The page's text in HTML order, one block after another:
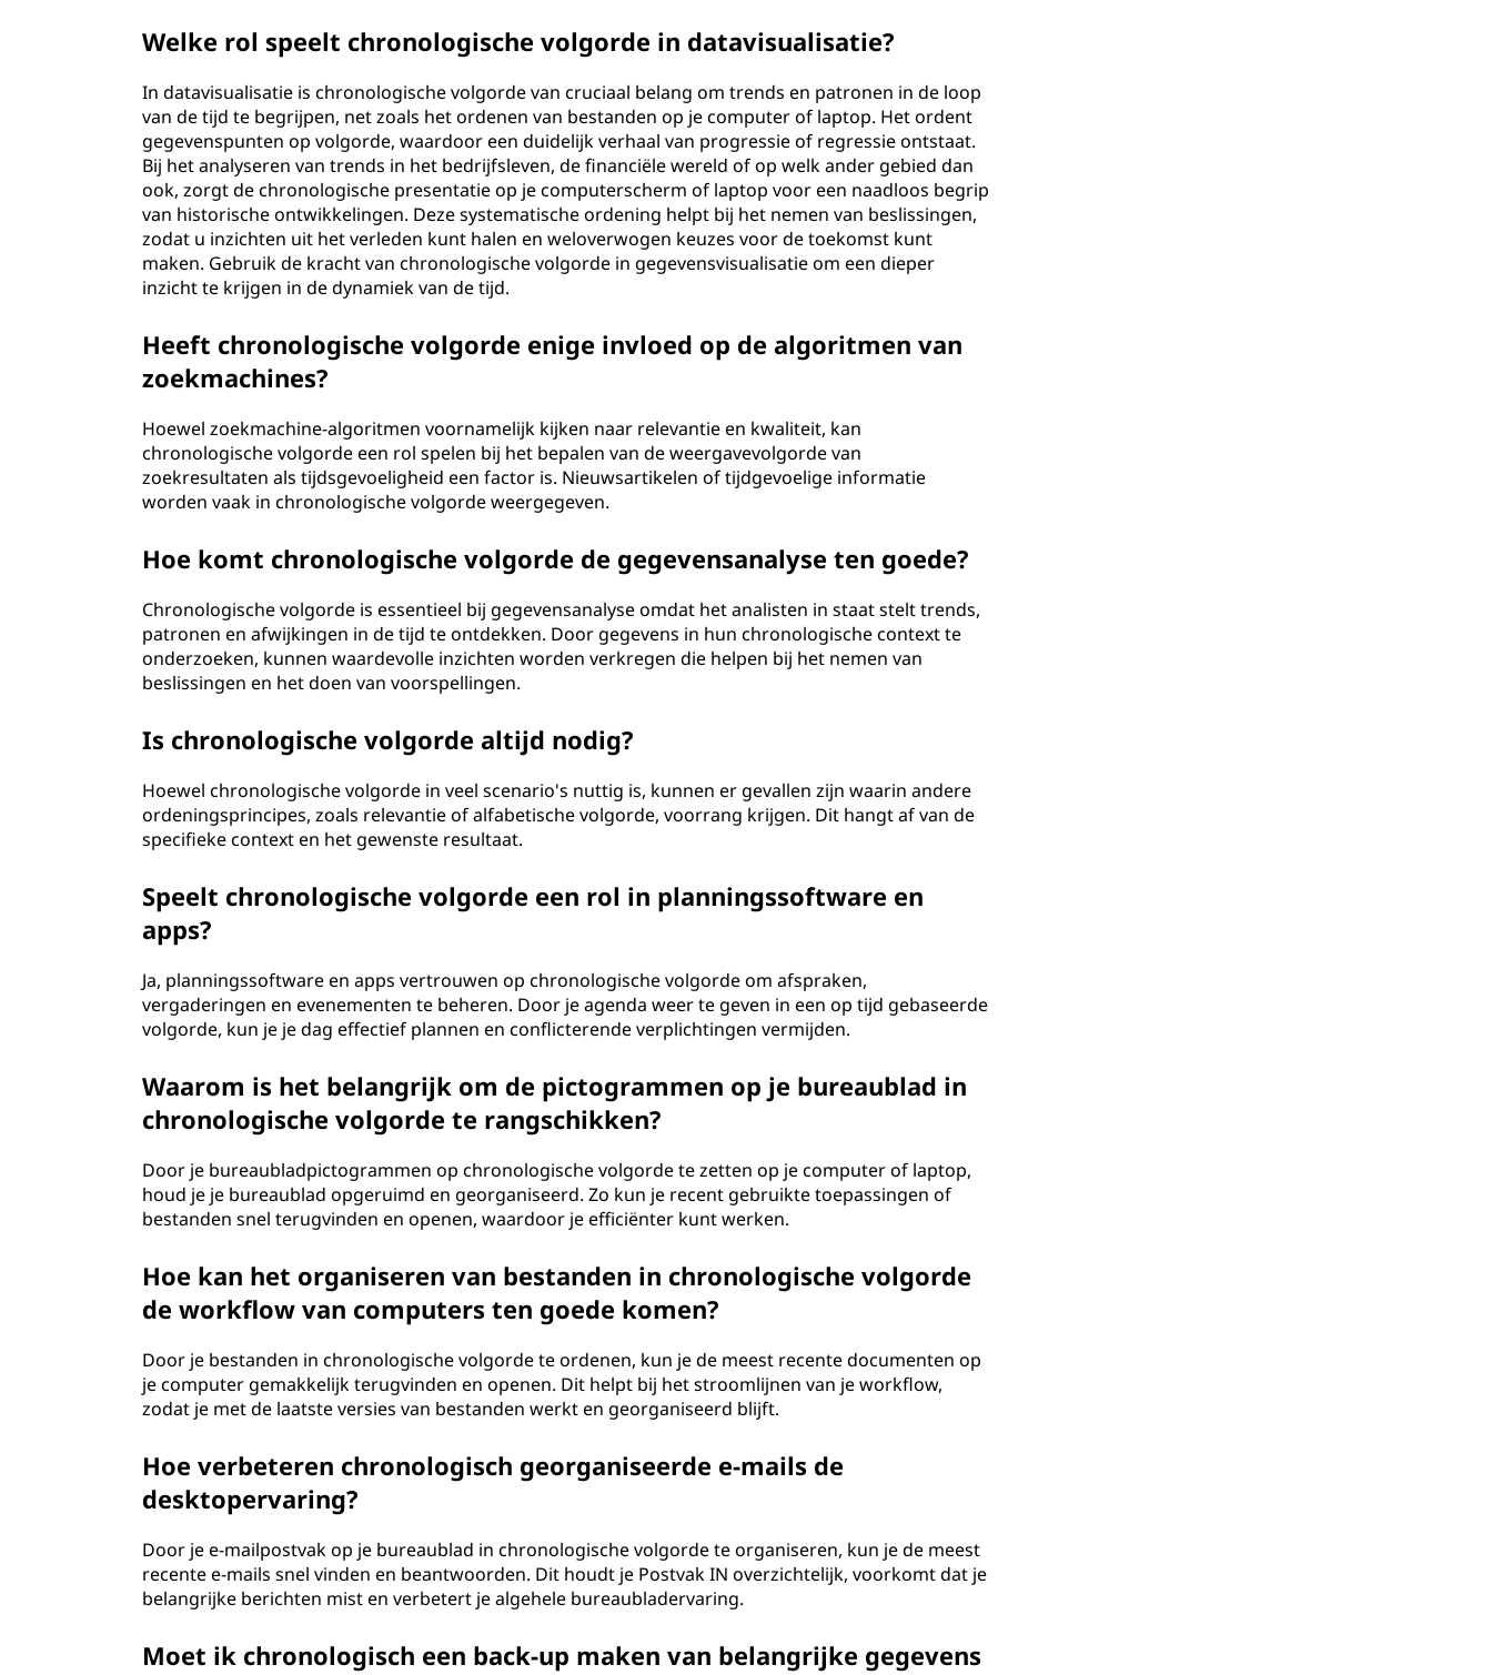
Welke rol speelt chronologische volgorde in datavisualisatie?
In datavisualisatie is chronologische volgorde van cruciaal belang om trends en patronen in de loop
van de tijd te begrijpen, net zoals het ordenen van bestanden op je computer of laptop. Het ordent
gegevenspunten op volgorde, waardoor een duidelijk verhaal van progressie of regressie ontstaat.
Bij het analyseren van trends in het bedrijfsleven, de financiële wereld of op welk ander gebied dan
ook, zorgt de chronologische presentatie op je computerscherm of laptop voor een naadloos begrip
van historische ontwikkelingen. Deze systematische ordening helpt bij het nemen van beslissingen,
zodat u inzichten uit het verleden kunt halen en weloverwogen keuzes voor de toekomst kunt
maken. Gebruik de kracht van chronologische volgorde in gegevensvisualisatie om een dieper
inzicht te krijgen in de dynamiek van de tijd.
Heeft chronologische volgorde enige invloed op de algoritmen van
zoekmachines?
Hoewel zoekmachine-algoritmen voornamelijk kijken naar relevantie en kwaliteit, kan
chronologische volgorde een rol spelen bij het bepalen van de weergavevolgorde van
zoekresultaten als tijdsgevoeligheid een factor is. Nieuwsartikelen of tijdgevoelige informatie
worden vaak in chronologische volgorde weergegeven.
Hoe komt chronologische volgorde de gegevensanalyse ten goede?
Chronologische volgorde is essentieel bij gegevensanalyse omdat het analisten in staat stelt trends,
patronen en afwijkingen in de tijd te ontdekken. Door gegevens in hun chronologische context te
onderzoeken, kunnen waardevolle inzichten worden verkregen die helpen bij het nemen van
beslissingen en het doen van voorspellingen.
Is chronologische volgorde altijd nodig?
Hoewel chronologische volgorde in veel scenario's nuttig is, kunnen er gevallen zijn waarin andere
ordeningsprincipes, zoals relevantie of alfabetische volgorde, voorrang krijgen. Dit hangt af van de
specifieke context en het gewenste resultaat.
Speelt chronologische volgorde een rol in planningssoftware en
apps?
Ja, planningssoftware en apps vertrouwen op chronologische volgorde om afspraken,
vergaderingen en evenementen te beheren. Door je agenda weer te geven in een op tijd gebaseerde
volgorde, kun je je dag effectief plannen en conflicterende verplichtingen vermijden.
Waarom is het belangrijk om de pictogrammen op je bureaublad in
chronologische volgorde te rangschikken?
Door je bureaubladpictogrammen op chronologische volgorde te zetten op je computer of laptop,
houd je je bureaublad opgeruimd en georganiseerd. Zo kun je recent gebruikte toepassingen of
bestanden snel terugvinden en openen, waardoor je efficiënter kunt werken.
Hoe kan het organiseren van bestanden in chronologische volgorde
de workflow van computers ten goede komen?
Door je bestanden in chronologische volgorde te ordenen, kun je de meest recente documenten op
je computer gemakkelijk terugvinden en openen. Dit helpt bij het stroomlijnen van je workflow,
zodat je met de laatste versies van bestanden werkt en georganiseerd blijft.
Hoe verbeteren chronologisch georganiseerde e-mails de
desktopervaring?
Door je e-mailpostvak op je bureaublad in chronologische volgorde te organiseren, kun je de meest
recente e-mails snel vinden en beantwoorden. Dit houdt je Postvak IN overzichtelijk, voorkomt dat je
belangrijke berichten mist en verbetert je algehele bureaubladervaring.
Moet ik chronologisch een back-up maken van belangrijke gegevens